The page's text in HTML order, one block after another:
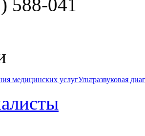
588-041
медицинских услугУльтразвуковая